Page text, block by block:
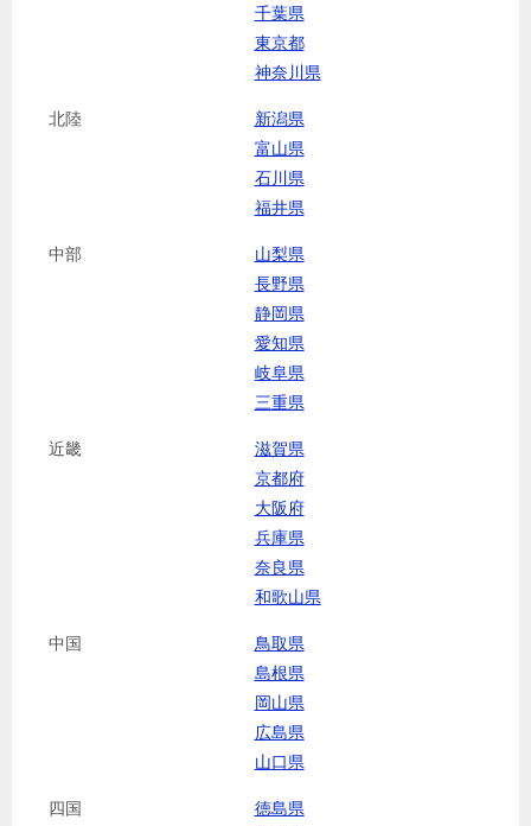
千葉県
東京都
神奈川県
北陸
新潟県
富山県
石川県
福井県
中部
山梨県
長野県
静岡県
愛知県
岐阜県
三重県
近畿
滋賀県
京都府
大阪府
兵庫県
奈良県
和歌山県
中国
鳥取県
島根県
岡山県
広島県
山口県
四国
徳島県